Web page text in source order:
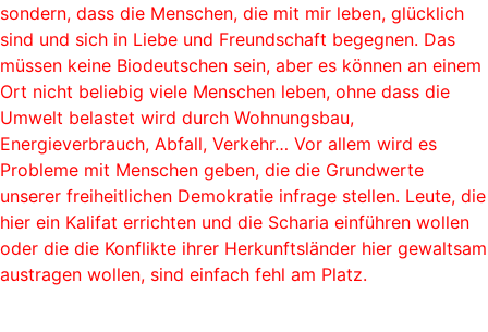
sondern, dass die Menschen, die mit mir leben, glücklich
sind und sich in Liebe und Freundschaft begegnen. Das
müssen keine Biodeutschen sein, aber es können an einem
Ort nicht beliebig viele Menschen leben, ohne dass die
Umwelt belastet wird durch Wohnungsbau,
Energieverbrauch, Abfall, Verkehr… Vor allem wird es
Probleme mit Menschen geben, die die Grundwerte
unserer freiheitlichen Demokratie infrage stellen. Leute, die
hier ein Kalifat errichten und die Scharia einführen wollen
oder die die Konflikte ihrer Herkunftsländer hier gewaltsam
austragen wollen, sind einfach fehl am Platz.